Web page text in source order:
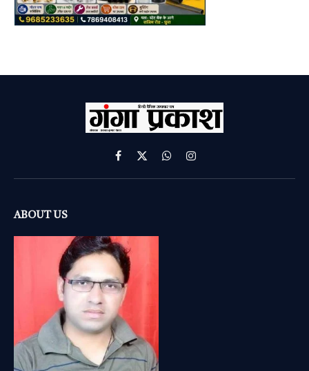
Facebook
X
(Twitter)
WhatsAppInstagram
ABOUT US